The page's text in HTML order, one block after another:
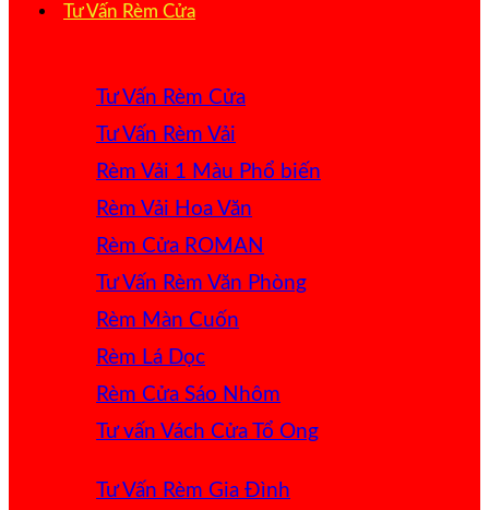
Tư Vấn Rèm Cửa
Tư Vấn Rèm Cửa
Tư Vấn Rèm Vải
Rèm Vải 1 Màu
Rèm Vải Hoa Văn
Rèm Cửa ROMAN
Tư Vấn Rèm Văn Phòng
Rèm Màn Cuốn
Rèm Lá Dọc
Rèm Cửa Sáo Nhôm
Tư vấn Vách Cửa Tổ Ong
Tư Vấn Rèm Gia Đình